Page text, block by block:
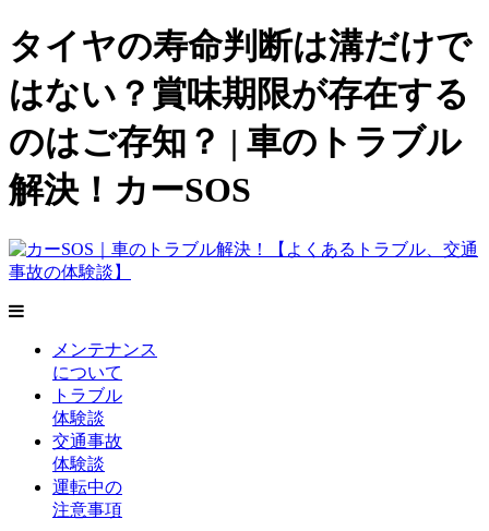
タイヤの寿命判断は溝だけで
はない？賞味期限が存在する
のはご存知？ | 車のトラブル
解決！カーSOS
メンテナンス
について
トラブル
体験談
交通事故
体験談
運転中の
注意事項